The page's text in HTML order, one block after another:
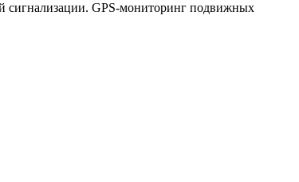
сигнализации. GPS-мониторинг подвижных